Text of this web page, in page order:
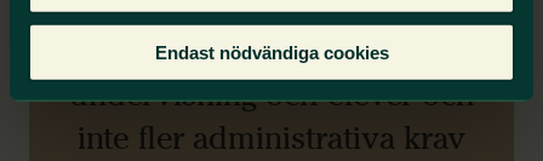
Endast nödvändiga cookies
”Lärare behöver mer tid för
undervisning och elever och
inte fler administrativa krav